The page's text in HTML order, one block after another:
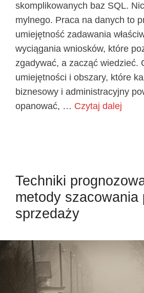
skomplikowanych baz SQL.
mylnego. Praca na danych to
umiejętność zadawania
wyciągania wniosków, które
zgadywać, a zacząć wiedzieć.
umiejętności i obszary, które
biznesowy i administracyjny
opanować, … Czytaj dalej
Techniki
metody szacowania
sprzedaży